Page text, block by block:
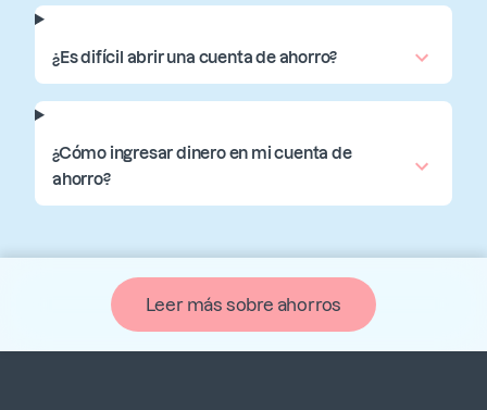
¿Es difícil abrir una cuenta de ahorro?
¿Cómo ingresar dinero en mi cuenta de
ahorro?
Leer más sobre ahorros